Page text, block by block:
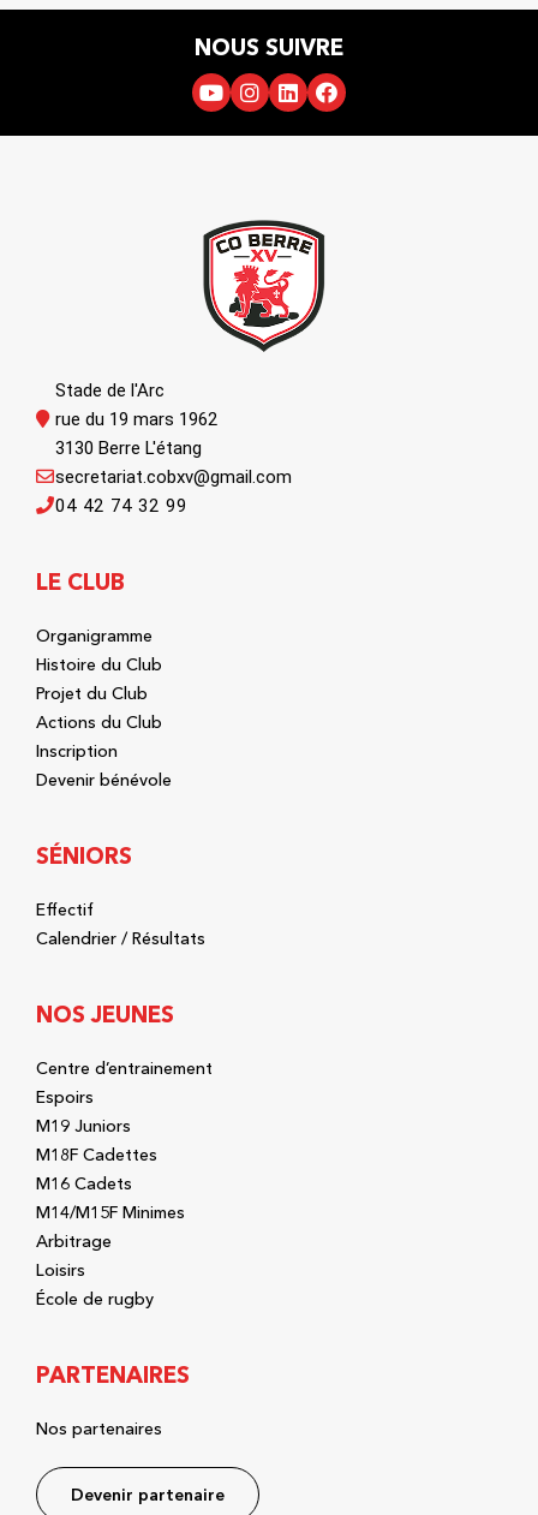
NOUS SUIVRE
Stade de l'Arc
rue du 19 mars 1962
3130 Berre L'étang
04 42 74 32 99
secretariat.cobxv@gmail.com
LE CLUB
Organigramme
Histoire du Club
Projet du Club
Actions du Club
Inscription
Devenir bénévole
SÉNIORS
Effectif
Calendrier / Résultats
NOS JEUNES
Centre d’entrainement
Espoirs
M19 Juniors
M18F Cadettes
M16 Cadets
M14/M15F Minimes
Arbitrage
Loisirs
École de rugby
PARTENAIRES
Nos partenaires
Devenir partenaire